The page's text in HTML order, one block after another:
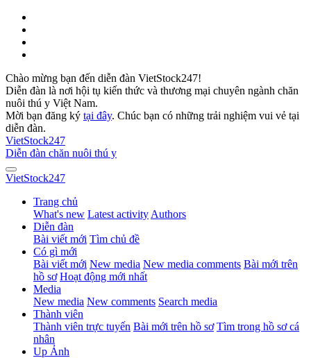
Chào mừng bạn đến diễn đàn VietStock247!
Diễn đàn là nơi hội tụ kiến thức và thương mại chuyên ngành chăn
nuôi thú y Việt Nam.
Mời bạn đăng ký tại đây. Chúc bạn có những trải nghiệm vui vẻ tại
diễn đàn.
VietStock247
Diễn đàn chăn nuôi thú y
VietStock247
Trang chủ
What's new Latest activity Authors
Diễn đàn
Bài viết mới Tìm chủ đề
Có gì mới
Bài viết mới New media New media comments Bài mới trên
hồ sơ Hoạt động mới nhất
Media
New media New comments Search media
Thành viên
Thành viên trực tuyến Bài mới trên hồ sơ Tìm trong hồ sơ cá
nhân
Up Ảnh